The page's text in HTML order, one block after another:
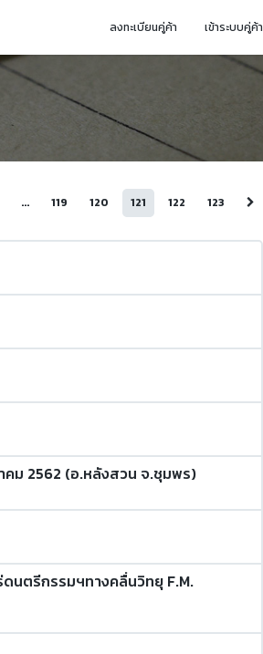
ลงทะเบียนคู่ค้า เข้าระบบคู่ค้า
... 119 120 121 122 123
คม 2562 (อ.หลังสวน จ.ชุมพร)
นตรีกรรมฯทางคลื่นวิทยุ F.M.